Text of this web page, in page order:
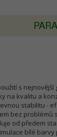
s
na kvalitu a
stabilitu -
bez problémů
od předem
bílé